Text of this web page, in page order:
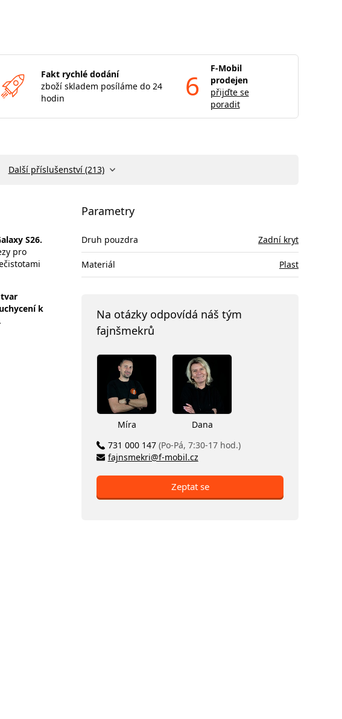
Fakt rychlé dodání
zboží skladem posíláme do 24
hodin
6
F-Mobil
prodejen
přijďte se
poradit
Další příslušenství (213)
S26.
pro
k
Parametry
Druh pouzdra Zadní kryt
Materiál Plast
Na otázky odpovídá náš tým
fajnšmekrů
Míra
Dana
731 000 147 (Po-Pá, 7:30-17 hod.)
fajnsmekri@f-mobil.cz
Zeptat se